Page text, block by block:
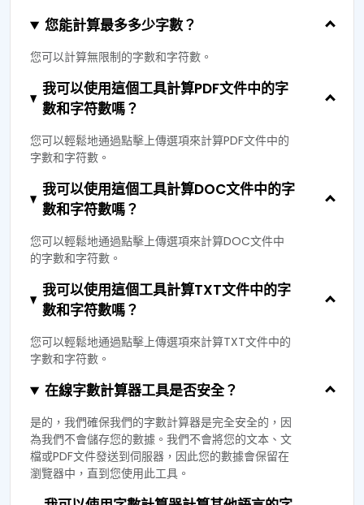
您能計算最多多少字數？
您可以計算無限制的字數和字符數。
我可以使用這個工具計算PDF文件中的字
數和字符數嗎？
您可以輕鬆地通過點擊上傳選項來計算PDF文件中的
字數和字符數。
我可以使用這個工具計算DOC文件中的字
數和字符數嗎？
您可以輕鬆地通過點擊上傳選項來計算DOC文件中
的字數和字符數。
我可以使用這個工具計算TXT文件中的字
數和字符數嗎？
您可以輕鬆地通過點擊上傳選項來計算TXT文件中的
字數和字符數。
在線字數計算器工具是否安全？
是的，我們確保我們的字數計算器是完全安全的，因
為我們不會儲存您的數據。我們不會將您的文本、文
檔或PDF文件發送到伺服器，因此您的數據會保留在
瀏覽器中，直到您使用此工具。